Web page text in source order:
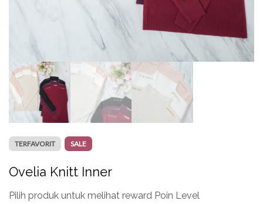
TERFAVORIT SALE
Ovelia Knitt Inner
Pilih produk untuk melihat reward Poin Level